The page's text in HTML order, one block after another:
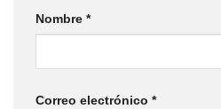
Nombre *
Correo electrónico *